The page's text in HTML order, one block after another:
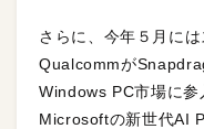
さらに、今年５月に
Qualcommが
Windows PC市場に
Microsoftの新世代AI